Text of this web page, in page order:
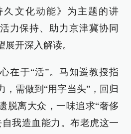
久文化动能》为主题的讲
力保持、助力京津冀协同
开深入解读。
在于“活”。马知遥教授指
，需做到“用字当头”，回归
脱离大众，一味追求“奢侈
我造血能力。布老虎这一